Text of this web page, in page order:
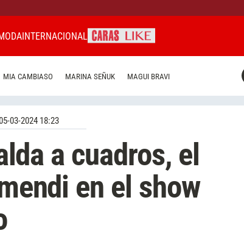
INTERNACIONAL
MIA CAMBIASO MARINA SEÑUK MAGUI BRAVI
03-2024 18:23
a cuadros, el
en el show